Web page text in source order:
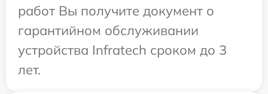
работ Вы получите документ о
гарантийном обслуживании
устройства Infratech сроком до 3
лет.